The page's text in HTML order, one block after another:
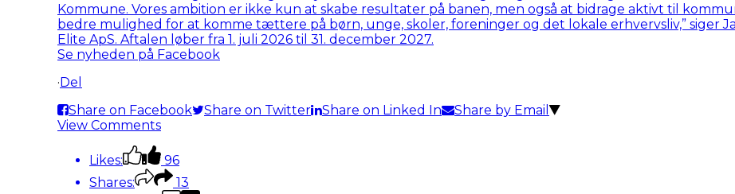
Se nyheden på Facebook
·Del
Share on Facebook
Share on Twitter Share on Linked In
Share by Email
View Comments
Likes:
96
Shares:
13